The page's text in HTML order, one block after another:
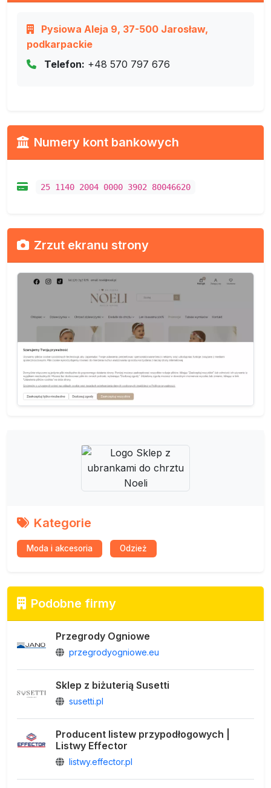
Pysiowa Aleja 9, 37-500 Jarosław,
podkarpackie
Telefon: +48 570 797 676
Numery kont bankowych
25 1140 2004 0000 3902 80046620
Zrzut ekranu strony
Kategorie
Moda i akcesoria Odzież
Podobne firmy
Przegrody Ogniowe
przegrodyogniowe.eu
Sklep z biżuterią Susetti
susetti.pl
Producent listew przypodłogowych |
Listwy Effector
listwy.effector.pl